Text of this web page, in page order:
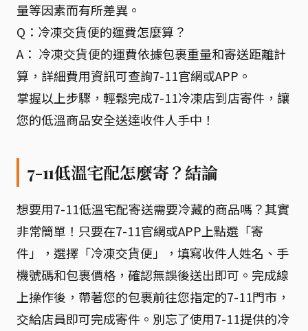
量等因素而有所差異。
Q：冷凍交貨便的運費怎麼算？
A： 冷凍交貨便的運費依據包裹重量和寄送距離計
算，詳細費用資訊可查詢7-11官網或APP。
掌握以上步驟，輕鬆完成7-11冷凍店到店寄件，讓
您的低溫商品安全送達收件人手中！
7-11低溫宅配怎麼寄？結論
想要用7-11低溫宅配寄送需要冷藏的商品嗎？其實
非常簡單！只要在7-11官網或APP上點選「寄
件」，選擇「冷凍交貨便」，填寫收件人姓名、手
機號碼和包裹價格，確認無誤後送出即可。完成線
上操作後，帶著您的包裹前往您指定的7-11門市，
交給店員即可完成寄件。別忘了使用7-11提供的冷